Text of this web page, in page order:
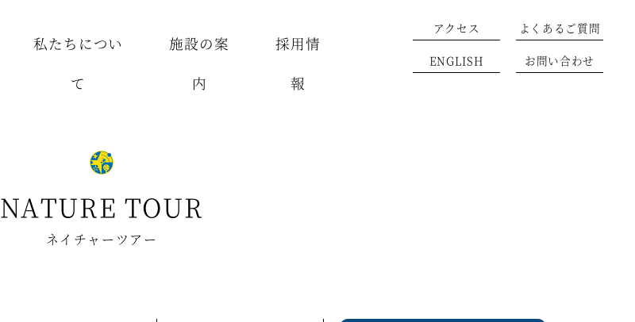
私たちについ
て
施設の案
内
採用情
報
アクセス よくあるご質問
ENGLISH お問い合わせ
NATURE TOUR
ネイチャーツアー